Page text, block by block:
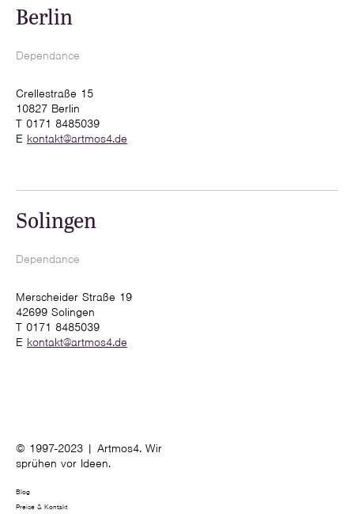
Berlin
Dependance
Crellestraße 15
10827 Berlin
T 0171 8485039
E kontakt@artmos4.de
Solingen
Dependance
Merscheider Straße 19
42699 Solingen
T 0171 8485039
E kontakt@artmos4.de
© 1997-2023 | Artmos4. Wir
sprühen vor Ideen.
Blog
Preise & Kontakt